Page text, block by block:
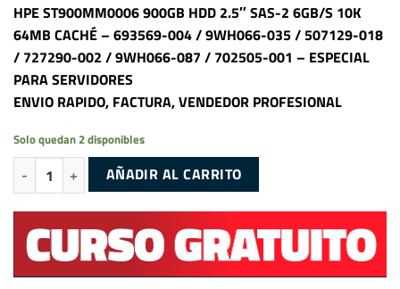
HPE ST900MM0006 900GB HDD 2.5″ SAS-2 6GB/S 10K
64MB CACHÉ – 693569-004 / 9WH066-035 / 507129-018
/ 727290-002 / 9WH066-087 / 702505-001 – ESPECIAL
PARA SERVIDORES
ENVIO RAPIDO, FACTURA, VENDEDOR PROFESIONAL
Solo quedan 2 disponibles
HPE ST900MM0006 900GB HDD 2.5" SAS-2 6GB/S 10K 64MB -
AÑADIR AL CARRITO